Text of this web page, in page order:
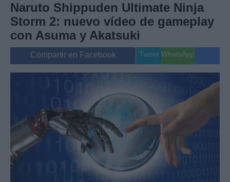
Internacional
Viajes
Gente
Musica
Naruto Shippuden Ultimate Ninja
Storm 2: nuevo vídeo de gameplay
con Asuma y Akatsuki
Compartir en Facebook Tweet WhatsApp